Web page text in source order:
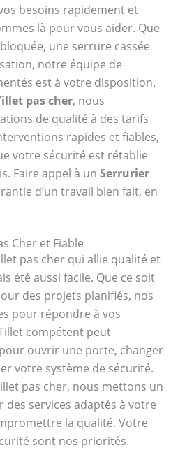
besoins rapidement et
là pour vous aider. Que
une serrure cassée
notre équipe de
est à votre disposition.
pas cher, nous
de qualité à des tarifs
rapides et fiables,
votre sécurité est rétablie
Faire appel à un Serrurier
d’un travail bien fait, en
Cher et Fiable
pas cher qui allie qualité et
été aussi facile. Que ce soit
des projets planifiés, nos
pour répondre à vos
compétent peut
ouvrir une porte, changer
votre système de sécurité.
pas cher, nous mettons un
services adaptés à votre
la qualité. Votre
sont nos priorités.